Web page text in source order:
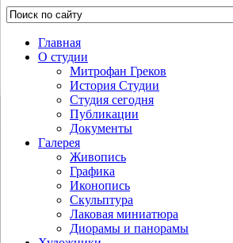
Главная
О студии
Митрофан Греков
История Студии
Студия сегодня
Публикации
Документы
Галерея
Живопись
Графика
Иконопись
Скульптура
Лаковая миниатюра
Диорамы и панорамы